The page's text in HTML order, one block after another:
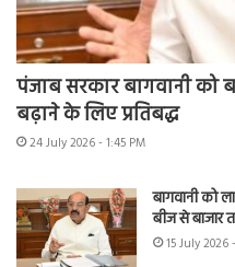
पंजाब सरकार बागवानी को
बढ़ाने के लिए प्रतिबद्ध
24 July 2026 - 1:45 PM
बागवानी को
बीज से बाजार
15 July 2026